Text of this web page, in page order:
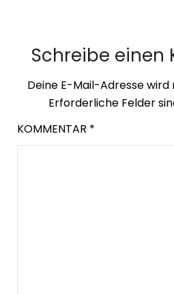
Schreibe einen
Deine E-Mail-Adresse
Erforderliche Felder
KOMMENTAR *